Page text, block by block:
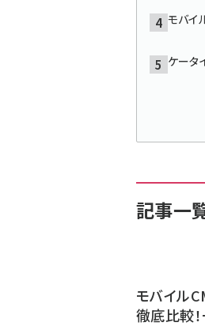
モバイ
ケータ
記事一
モバイル
徹底比較